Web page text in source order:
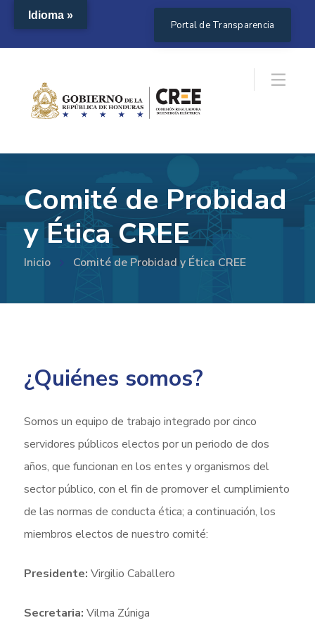
Portal de Transparencia
Comité de Probidad
y Ética CREE
Inicio Comité de Probidad y Ética CREE
¿Quiénes somos?
Somos un equipo de trabajo integrado por cinco
servidores públicos electos por un periodo de dos
años, que funcionan en los entes y organismos del
sector público, con el fin de promover el cumplimiento
de las normas de conducta ética; a continuación, los
miembros electos de nuestro comité:
Presidente: Virgilio Caballero
Secretaria: Vilma Zúniga
Idioma »